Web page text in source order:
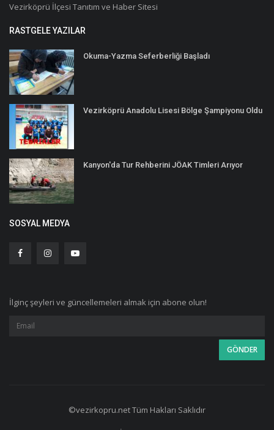
Vezirköprü İlçesi Tanıtım ve Haber Sitesi
RASTGELE YAZILAR
Okuma-Yazma Seferberliği Başladı
Vezirköprü Anadolu Lisesi Bölge Şampiyonu Oldu
Kanyon'da Tur Rehberini JÖAK Timleri Arıyor
SOSYAL MEDYA
İlginç şeyleri ve güncellemeleri almak için abone olun!
©vezirkopru.net Tüm Hakları Saklıdır